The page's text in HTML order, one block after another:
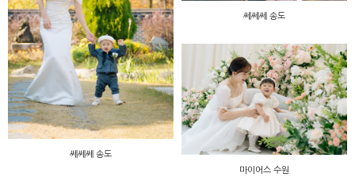
쎄쎄쎄 송도
쎄쎄쎄 송도
마이어스 수원